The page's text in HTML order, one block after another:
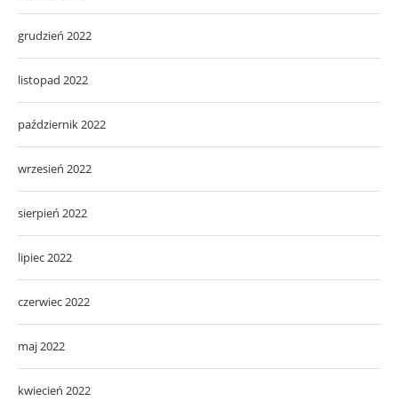
grudzień 2022
listopad 2022
październik 2022
wrzesień 2022
sierpień 2022
lipiec 2022
czerwiec 2022
maj 2022
kwiecień 2022